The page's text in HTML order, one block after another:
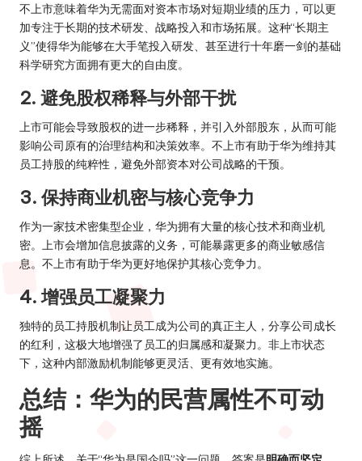
不上市意味着华为无需面对资本市场对短期业绩的压力，可以更
加专注于长期的技术研发、战略投入和市场拓展。这种“长期主
义”使得华为能够在大手笔投入研发、甚至进行十年磨一剑的基础
科学研究方面拥有更大的自由度。
2. 避免股权稀释与外部干扰
上市可能会导致股权的进一步稀释，并引入外部股东，从而可能
影响公司原有的治理结构和决策效率。不上市有助于华为维持其
员工持股的纯粹性，避免外部资本对公司战略的干预。
3. 保持商业机密与核心竞争力
作为一家技术密集型企业，华为拥有大量的核心技术和商业机
密。上市会增加信息披露的义务，可能暴露更多的商业敏感信
息。不上市有助于华为更好地保护其核心竞争力。
4. 增强员工凝聚力
独特的员工持股机制让员工成为公司的真正主人，分享公司成长
的红利，这极大地增强了员工的归属感和凝聚力。非上市状态
下，这种内部激励机制能够更灵活、更有效地实施。
总结：华为的民营属性不可动
摇